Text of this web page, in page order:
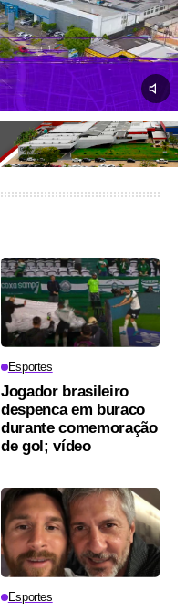
Esportes
Jogador brasileiro
despenca em buraco
durante comemoração
de gol; vídeo
Esportes